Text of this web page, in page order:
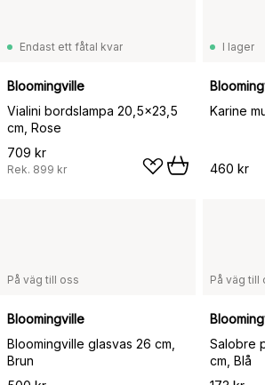
Endast ett fåtal kvar
Bloomingville
Vialini bordslampa 20,5x23,5
cm, Rose
709 kr
Rek. 899 kr
I lager
Karine
460 kr
På väg till oss
Bloomingville
Bloomingville glasvas 26 cm,
Brun
På väg till
Salobre
cm, Blå